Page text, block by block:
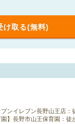
け取る(無料)
ブンイレブン長野山王店：
園】長野市山王保育園：徒